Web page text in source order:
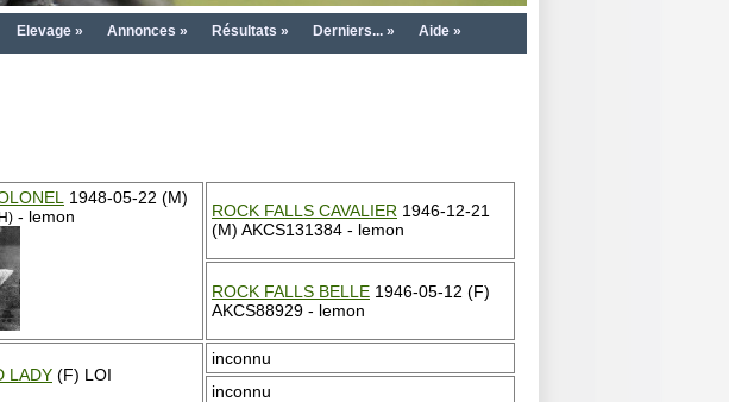
Elevage » Annonces » Résultats » Derniers... » Aide »
1948-05-22 (M)
- lemon ROCK FALLS CAVALIER 1946-12-21
(M) AKCS131384 - lemon
ROCK FALLS BELLE 1946-05-12 (F)
AKCS88929 - lemon
LADY (F) LOI
inconnu
inconnu